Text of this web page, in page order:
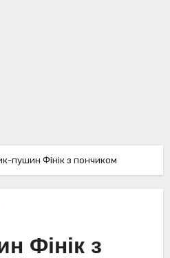
пушин Фінік з пончиком
Фінік з